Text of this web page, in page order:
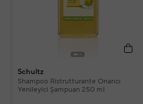
Schultz
Shampoo Ristrutturante Onarıcı
Yenileyici Şampuan 250 ml